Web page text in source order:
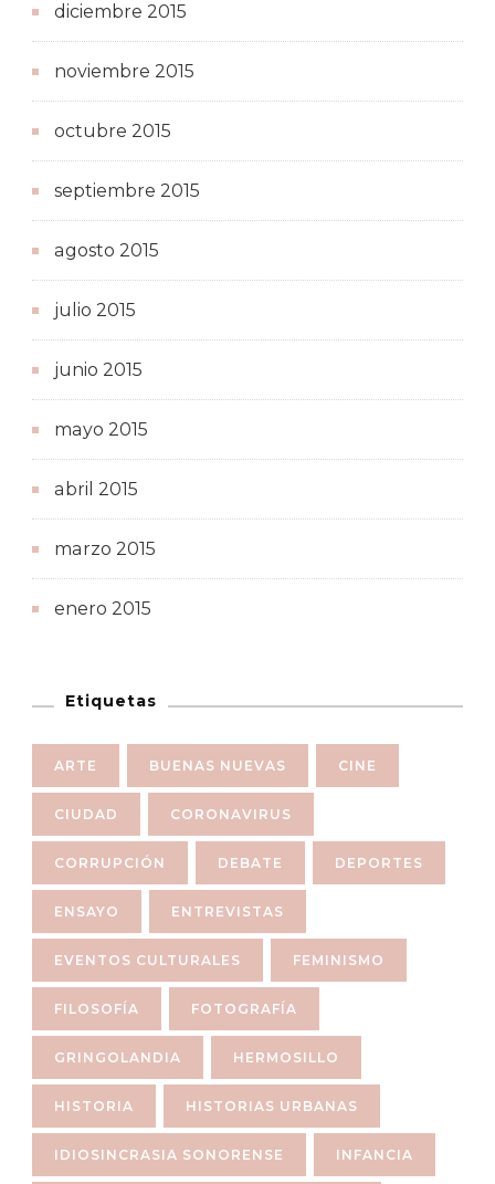
diciembre 2015
noviembre 2015
octubre 2015
septiembre 2015
agosto 2015
julio 2015
junio 2015
mayo 2015
abril 2015
marzo 2015
enero 2015
Etiquetas
ARTE BUENAS NUEVAS CINE
CIUDAD CORONAVIRUS
CORRUPCIÓN DEBATE DEPORTES
ENSAYO ENTREVISTAS
EVENTOS CULTURALES FEMINISMO
FILOSOFÍA FOTOGRAFÍA
GRINGOLANDIA HERMOSILLO
HISTORIA HISTORIAS URBANAS
IDIOSINCRASIA SONORENSE INFANCIA